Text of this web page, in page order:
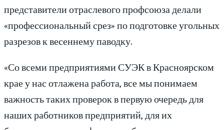
представители отраслевого профсоюза делали
«профессиональный срез» по подготовке угольных
разрезов к весеннему паводку.
«Со всеми предприятиями СУЭК в Красноярском
крае у нас отлажена работа, все мы понимаем
важность таких проверок в первую очередь для
наших работников предприятий, для их